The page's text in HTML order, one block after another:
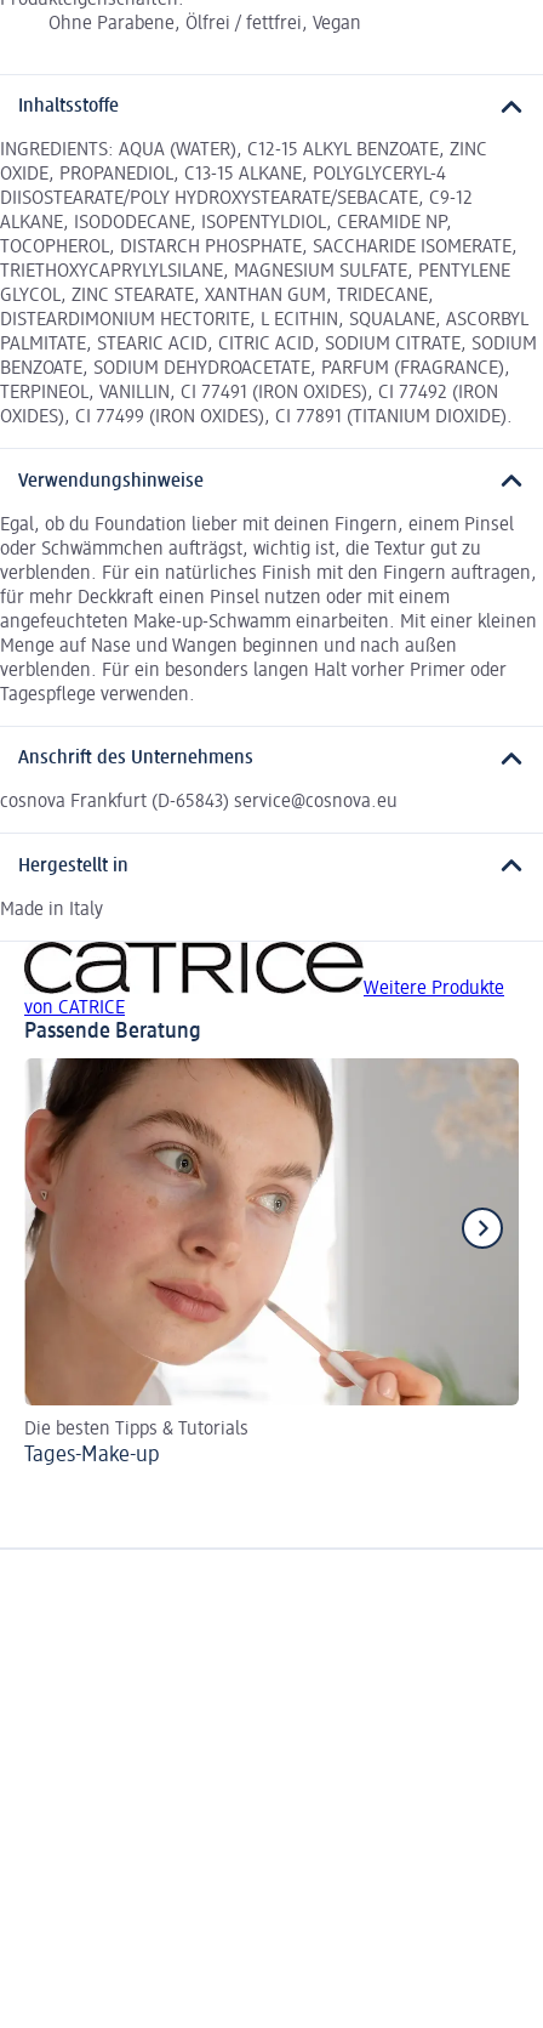
Ohne Parabene, Ölfrei / fettfrei, Vegan
Inhaltsstoffe
INGREDIENTS: AQUA (WATER), C12-15 ALKYL BENZOATE, ZINC
OXIDE, PROPANEDIOL, C13-15 ALKANE, POLYGLYCERYL-4
DIISOSTEARATE/POLY HYDROXYSTEARATE/SEBACATE, C9-12
ALKANE, ISODODECANE, ISOPENTYLDIOL, CERAMIDE NP,
TOCOPHEROL, DISTARCH PHOSPHATE, SACCHARIDE ISOMERATE,
TRIETHOXYCAPRYLYLSILANE, MAGNESIUM SULFATE, PENTYLENE
GLYCOL, ZINC STEARATE, XANTHAN GUM, TRIDECANE,
DISTEARDIMONIUM HECTORITE, L ECITHIN, SQUALANE, ASCORBYL
PALMITATE, STEARIC ACID, CITRIC ACID, SODIUM CITRATE, SODIUM
BENZOATE, SODIUM DEHYDROACETATE, PARFUM (FRAGRANCE),
TERPINEOL, VANILLIN, CI 77491 (IRON OXIDES), CI 77492 (IRON
OXIDES), CI 77499 (IRON OXIDES), CI 77891 (TITANIUM DIOXIDE).
Verwendungshinweise
Egal, ob du Foundation lieber mit deinen Fingern, einem Pinsel
oder Schwämmchen aufträgst, wichtig ist, die Textur gut zu
verblenden. Für ein natürliches Finish mit den Fingern auftragen,
für mehr Deckkraft einen Pinsel nutzen oder mit einem
angefeuchteten Make-up-Schwamm einarbeiten. Mit einer kleinen
Menge auf Nase und Wangen beginnen und nach außen
verblenden. Für ein besonders langen Halt vorher Primer oder
Tagespflege verwenden.
Anschrift des Unternehmens
cosnova Frankfurt (D-65843) service@cosnova.eu
Hergestellt in
Made in Italy
Weitere Produkte
von CATRICE
Passende Beratung
Die besten Tipps & Tutorials
Tages-Make-up